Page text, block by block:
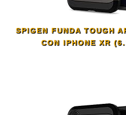
SPIGEN FUNDA TOUGH
CON IPHONE XR